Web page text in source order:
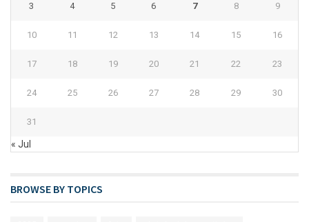
3 4 5 6 7 8 9
10 11 12 13 14 15 16
17 18 19 20 21 22 23
24 25 26 27 28 29 30
31
« Jul
BROWSE BY TOPICS